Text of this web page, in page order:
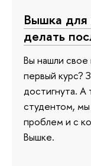
Вышка для
делать
Вы нашли свое
первый курс?
достигнута. А
студентом,
проблем и с
Вышке.